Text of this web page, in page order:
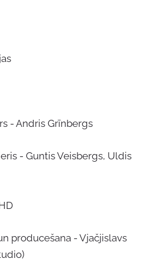
- Andris Grīnbergs
- Guntis Veisbergs, Uldis
producešana - Vjačjislavs